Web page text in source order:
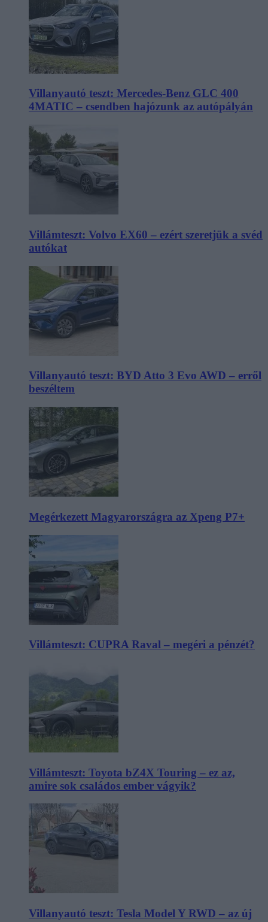
Villanyautó teszt: Mercedes-Benz GLC 400
4MATIC – csendben hajózunk az autópályán
Villámteszt: Volvo EX60 – ezért szeretjük a svéd
autókat
Villanyautó teszt: BYD Atto 3 Evo AWD – erről
beszéltem
Megérkezett Magyarországra az Xpeng P7+
Villámteszt: CUPRA Raval – megéri a pénzét?
Villámteszt: Toyota bZ4X Touring – ez az,
amire sok családos ember vágyik?
Villanyautó teszt: Tesla Model Y RWD – az új